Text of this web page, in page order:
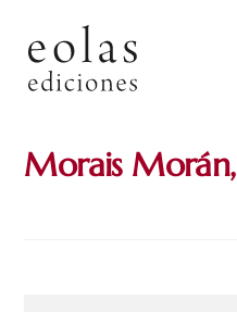
content
Morais